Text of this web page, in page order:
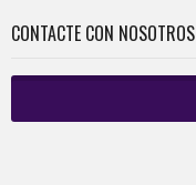
CONTACTE CON NOSOTROS